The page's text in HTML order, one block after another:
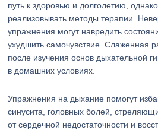
путь к здоровью и долголетию,
реализовывать методы терапии.
упражнения могут навредить
ухудшить самочувствие. Слаженная
после изучения основ дыхательной
в домашних условиях.
Упражнения на дыхание помогут
синусита, головных болей,
от сердечной недостаточности и